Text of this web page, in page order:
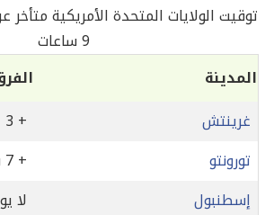
توقيت الولايات المتحدة الأمريكية
9 ساعات
المدينة
غرينتش
+ 3
تورونتو
+ 7 ساعات
إسطنبول
لا